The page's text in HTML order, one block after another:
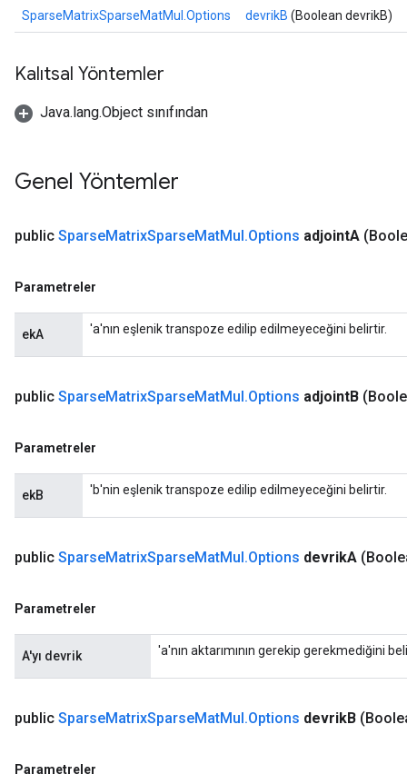
SparseMatrixSparseMatMul.Options devrikB (Boolean devrikB)
Kalıtsal Yöntemler
Java.lang.Object sınıfından
Genel Yöntemler
public SparseMatrixSparseMatMul.Options adjointA
Parametreler
ekA 'a'nın eşlenik transpoze edilip edilmeyeceğini belirtir.
public SparseMatrixSparseMatMul.Options adjointB
Parametreler
ekB 'b'nin eşlenik transpoze edilip edilmeyeceğini belirtir.
public SparseMatrixSparseMatMul.Options devrikA
Parametreler
A'yı devrik 'a'nın aktarımının gerekip gerekmediğini
public SparseMatrixSparseMatMul.Options devrikB
Parametreler